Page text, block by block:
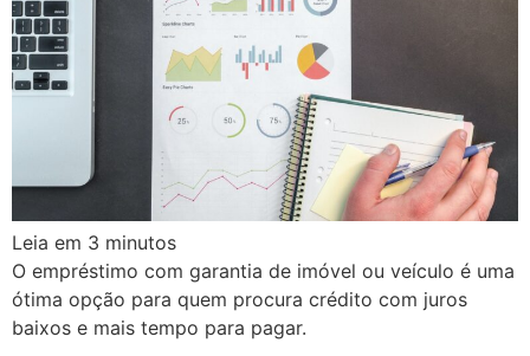
Leia em 3 minutos
O empréstimo com garantia de imóvel ou veículo é uma
ótima opção para quem procura crédito com juros
baixos e mais tempo para pagar.